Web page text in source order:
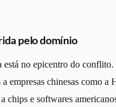
pelo domínio
está no epicentro do
empresas chinesas como a
chips e softwares